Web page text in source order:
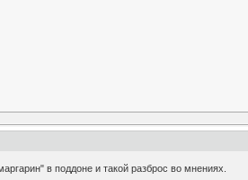
в поддоне и такой разброс во мнениях.